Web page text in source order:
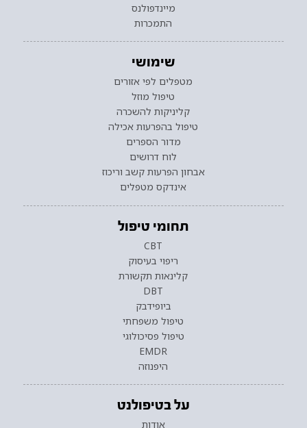
מיינדפולנס
התמכרות
שימושי
מטפלים לפי אזורים
טיפול מוזל
קליניקות להשכרה
טיפול בהפרעות אכילה
מדור הספרים
לוח דרושים
אבחון הפרעות קשב וריכוז
אינדקס מטפלים
תחומי טיפול
CBT
ריפוי בעיסוק
קלינאות תקשורת
DBT
ביופידבק
טיפול משפחתי
טיפול פסיכולוגי
EMDR
היפנוזה
על בטיפולנט
אודות